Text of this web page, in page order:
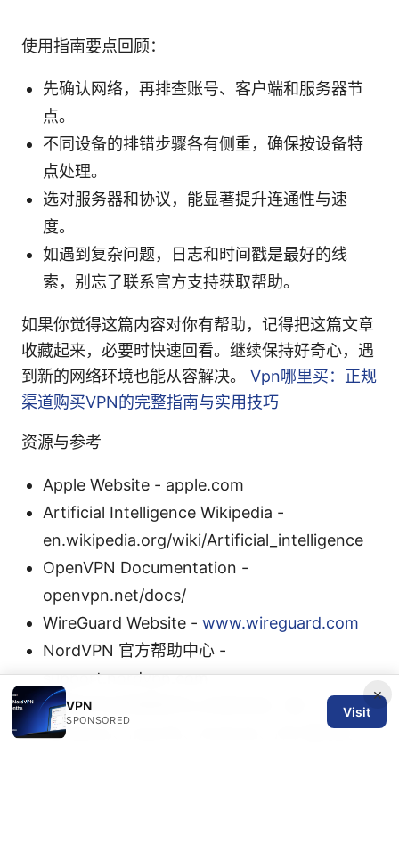
使用指南要点回顾：
先确认网络，再排查账号、客户端和服务器节
点。
不同设备的排错步骤各有侧重，确保按设备特
点处理。
选对服务器和协议，能显著提升连通性与速
度。
如遇到复杂问题，日志和时间戳是最好的线
索，别忘了联系官方支持获取帮助。
如果你觉得这篇内容对你有帮助，记得把这篇文章
收藏起来，必要时快速回看。继续保持好奇心，遇
到新的网络环境也能从容解决。 Vpn哪里买：正规
渠道购买VPN的完整指南与实用技巧
资源与参考
Apple Website - apple.com
Artificial Intelligence Wikipedia -
en.wikipedia.org/wiki/Artificial_intelligence
OpenVPN Documentation -
openvpn.net/docs/
WireGuard Website - www.wireguard.com
NordVPN 官方帮助中心 -
support.nordvpn.com
你所在平台的帮助中心/社区论坛（如
Windows、macOS、Android、iOS 官方社
×
VPN
SPONSORED
Visit